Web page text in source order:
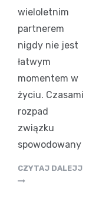
wieloletnim
partnerem
nigdy nie jest
łatwym
momentem w
życiu. Czasami
rozpad
związku
spowodowany
CZYTAJ DALEJJ